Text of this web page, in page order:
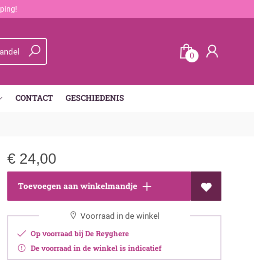
0
CONTACT GESCHIEDENIS
€ 24,00
Toevoegen aan winkelmandje
Voorraad in de winkel
Op voorraad bij De Reyghere
De voorraad in de winkel is indicatief